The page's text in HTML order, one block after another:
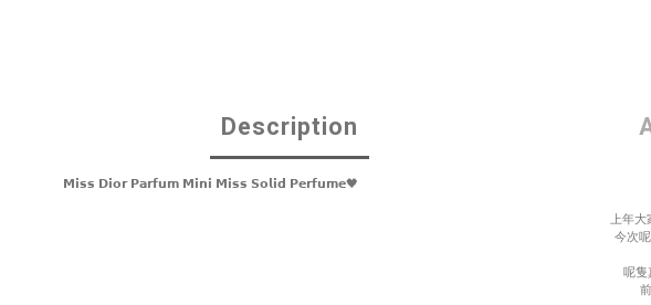
Description
𝗠𝗶𝘀𝘀 𝗗𝗶𝗼𝗿 𝗣𝗮𝗿𝗳𝘂𝗺 𝗠𝗶𝗻𝗶 𝗠𝗶𝘀𝘀 𝗦𝗼𝗹𝗶𝗱 𝗣𝗲𝗿𝗳𝘂𝗺𝗲🖤
上年大
今次
呢隻